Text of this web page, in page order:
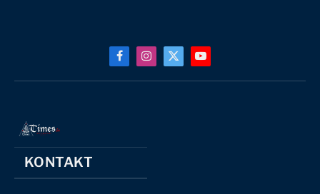
FacebookInstagram
X
YouTube
KONTAKT